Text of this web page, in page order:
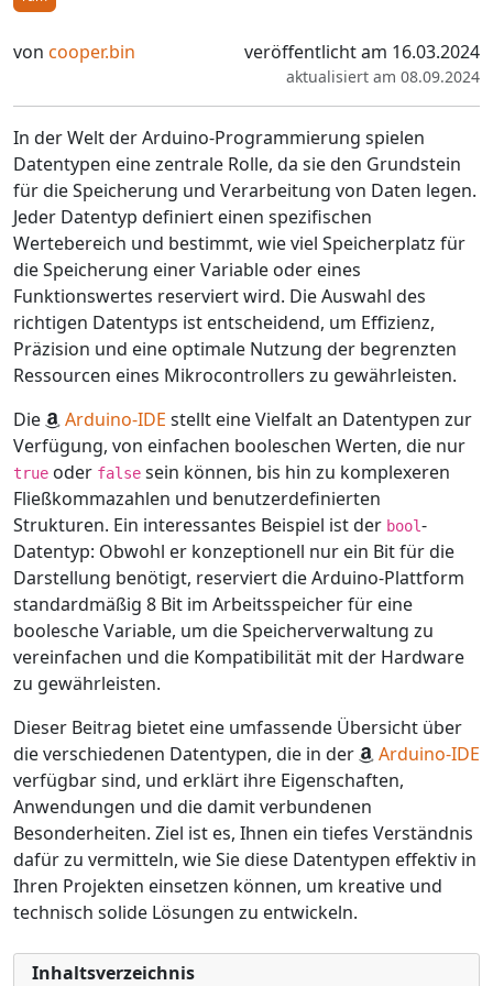
von cooper.bin veröffentlicht am 16.03.2024
aktualisiert am 08.09.2024
In der Welt der Arduino-Programmierung spielen
Datentypen eine zentrale Rolle, da sie den Grundstein
für die Speicherung und Verarbeitung von Daten legen.
Jeder Datentyp definiert einen spezifischen
Wertebereich und bestimmt, wie viel Speicherplatz für
die Speicherung einer Variable oder eines
Funktionswertes reserviert wird. Die Auswahl des
richtigen Datentyps ist entscheidend, um Effizienz,
Präzision und eine optimale Nutzung der begrenzten
Ressourcen eines Mikrocontrollers zu gewährleisten.
Die
Arduino-IDE stellt eine Vielfalt an Datentypen zur
Verfügung, von einfachen booleschen Werten, die nur
true oder false sein können, bis hin zu komplexeren
Fließkommazahlen und benutzerdefinierten
Strukturen. Ein interessantes Beispiel ist der bool-
Datentyp: Obwohl er konzeptionell nur ein Bit für die
Darstellung benötigt, reserviert die Arduino-Plattform
standardmäßig 8 Bit im Arbeitsspeicher für eine
boolesche Variable, um die Speicherverwaltung zu
vereinfachen und die Kompatibilität mit der Hardware
zu gewährleisten.
Dieser Beitrag bietet eine umfassende Übersicht über
die verschiedenen Datentypen, die in der
Arduino-IDE
verfügbar sind, und erklärt ihre Eigenschaften,
Anwendungen und die damit verbundenen
Besonderheiten. Ziel ist es, Ihnen ein tiefes Verständnis
dafür zu vermitteln, wie Sie diese Datentypen effektiv in
Ihren Projekten einsetzen können, um kreative und
technisch solide Lösungen zu entwickeln.
Inhaltsverzeichnis